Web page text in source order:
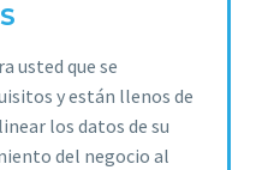
usted que se
y están llenos de
los datos de su
del negocio al